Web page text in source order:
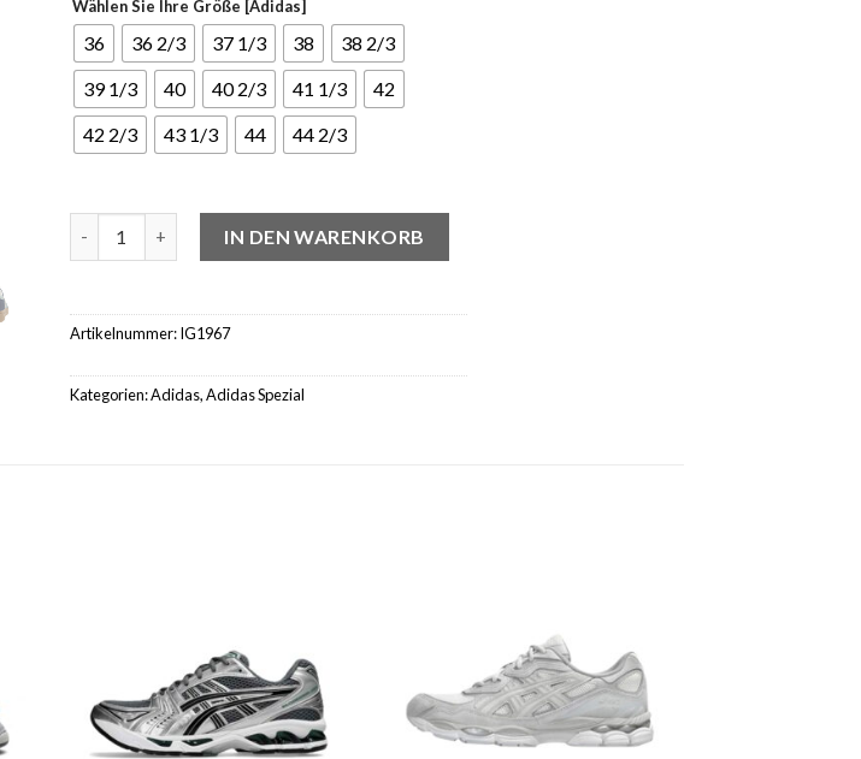
Wählen Sie Ihre Größe [Adidas]
36 36 2/3 37 1/3 38
38 2/3
39 1/3
40 40 2/3 41 1/3
42
42 2/3
43 1/3 44 44 2/3
IN DEN WARENKORB
Artikelnummer:IG1967
Kategorien:Adidas,Adidas Spezial